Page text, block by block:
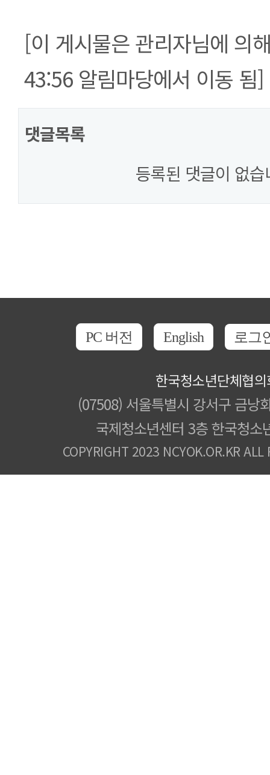
[이 게시물은 관리자님에 의
43:56 알림마당에서 이동 됨]
댓글목록
등록된 댓글이 없습
PC 버전 English 로그
한국청소년단체협
(07508) 서울특별시 강서구 금낭
국제청소년센터 3층 한국청소
COPYRIGHT 2023 NCYOK.OR.KR ALL